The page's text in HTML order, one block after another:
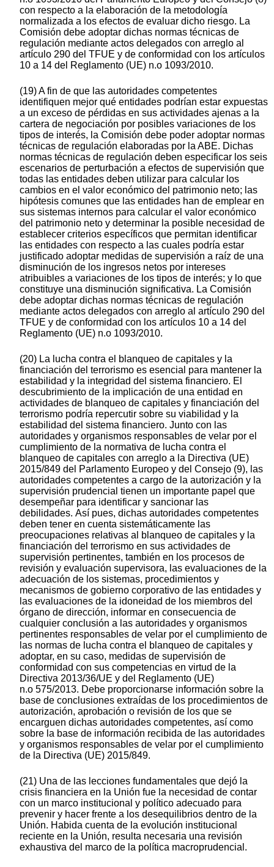
con respecto a la elaboración de la metodología
normalizada a los efectos de evaluar dicho riesgo. La
Comisión debe adoptar dichas normas técnicas de
regulación mediante actos delegados con arreglo al
artículo 290 del TFUE y de conformidad con los artículos
10 a 14 del Reglamento (UE) n.o 1093/2010.
(19) A fin de que las autoridades competentes
identifiquen mejor qué entidades podrían estar expuestas
a un exceso de pérdidas en sus actividades ajenas a la
cartera de negociación por posibles variaciones de los
tipos de interés, la Comisión debe poder adoptar normas
técnicas de regulación elaboradas por la ABE. Dichas
normas técnicas de regulación deben especificar los seis
escenarios de perturbación a efectos de supervisión que
todas las entidades deben utilizar para calcular los
cambios en el valor económico del patrimonio neto; las
hipótesis comunes que las entidades han de emplear en
sus sistemas internos para calcular el valor económico
del patrimonio neto y determinar la posible necesidad de
establecer criterios específicos que permitan identificar
las entidades con respecto a las cuales podría estar
justificado adoptar medidas de supervisión a raíz de una
disminución de los ingresos netos por intereses
atribuibles a variaciones de los tipos de interés; y lo que
constituye una disminución significativa. La Comisión
debe adoptar dichas normas técnicas de regulación
mediante actos delegados con arreglo al artículo 290 del
TFUE y de conformidad con los artículos 10 a 14 del
Reglamento (UE) n.o 1093/2010.
(20) La lucha contra el blanqueo de capitales y la
financiación del terrorismo es esencial para mantener la
estabilidad y la integridad del sistema financiero. El
descubrimiento de la implicación de una entidad en
actividades de blanqueo de capitales y financiación del
terrorismo podría repercutir sobre su viabilidad y la
estabilidad del sistema financiero. Junto con las
autoridades y organismos responsables de velar por el
cumplimiento de la normativa de lucha contra el
blanqueo de capitales con arreglo a la Directiva (UE)
2015/849 del Parlamento Europeo y del Consejo (9), las
autoridades competentes a cargo de la autorización y la
supervisión prudencial tienen un importante papel que
desempeñar para identificar y sancionar las
debilidades. Así pues, dichas autoridades competentes
deben tener en cuenta sistemáticamente las
preocupaciones relativas al blanqueo de capitales y la
financiación del terrorismo en sus actividades de
supervisión pertinentes, también en los procesos de
revisión y evaluación supervisora, las evaluaciones de la
adecuación de los sistemas, procedimientos y
mecanismos de gobierno corporativo de las entidades y
las evaluaciones de la idoneidad de los miembros del
órgano de dirección, informar en consecuencia de
cualquier conclusión a las autoridades y organismos
pertinentes responsables de velar por el cumplimiento de
las normas de lucha contra el blanqueo de capitales y
adoptar, en su caso, medidas de supervisión de
conformidad con sus competencias en virtud de la
Directiva 2013/36/UE y del Reglamento (UE)
n.o 575/2013. Debe proporcionarse información sobre la
base de conclusiones extraídas de los procedimientos de
autorización, aprobación o revisión de los que se
encarguen dichas autoridades competentes, así como
sobre la base de información recibida de las autoridades
y organismos responsables de velar por el cumplimiento
de la Directiva (UE) 2015/849.
(21) Una de las lecciones fundamentales que dejó la
crisis financiera en la Unión fue la necesidad de contar
con un marco institucional y político adecuado para
prevenir y hacer frente a los desequilibrios dentro de la
Unión. Habida cuenta de la evolución institucional
reciente en la Unión, resulta necesaria una revisión
exhaustiva del marco de la política macroprudencial.